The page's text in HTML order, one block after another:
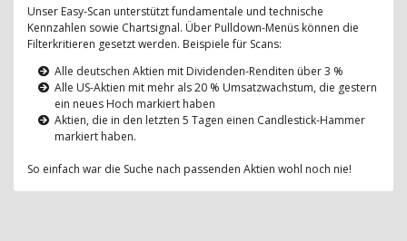
Unser Easy-Scan unterstützt fundamentale und technische
Kennzahlen sowie Chartsignal. Über Pulldown-Menüs können die
Filterkritieren gesetzt werden. Beispiele für Scans:
Alle deutschen Aktien mit Dividenden-Renditen über 3 %
Alle US-Aktien mit mehr als 20 % Umsatzwachstum, die gestern
ein neues Hoch markiert haben
Aktien, die in den letzten 5 Tagen einen Candlestick-Hammer
markiert haben.
So einfach war die Suche nach passenden Aktien wohl noch nie!